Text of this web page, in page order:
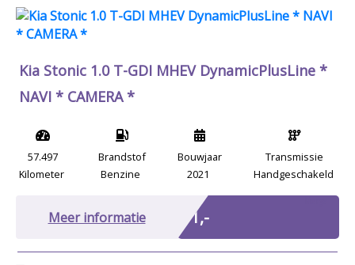
Kia Stonic 1.0 T-GDI MHEV DynamicPlusLine *
NAVI * CAMERA *
57.497
Kilometer
Brandstof
Benzine
Bouwjaar
2021
Transmissie
Handgeschakeld
Meer informatie € 1,-